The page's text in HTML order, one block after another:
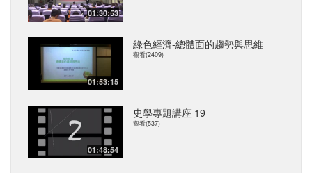
01:30:53
01:53:15
綠色經濟-總體面的趨勢與思維
觀看(2409)
01:48:54
史學專題講座 19
觀看(537)